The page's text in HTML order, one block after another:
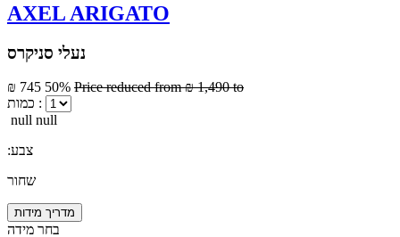
AXEL ARIGATO
נעלי סניקרס
₪ 745 50% Price reduced from₪ 1,490 to
כמות :
null null
:צבע
שחור
מדריך מידות
בחר מידה